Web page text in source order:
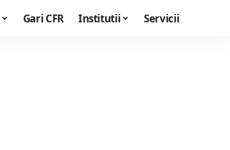
Gari CFR Institutii Servicii